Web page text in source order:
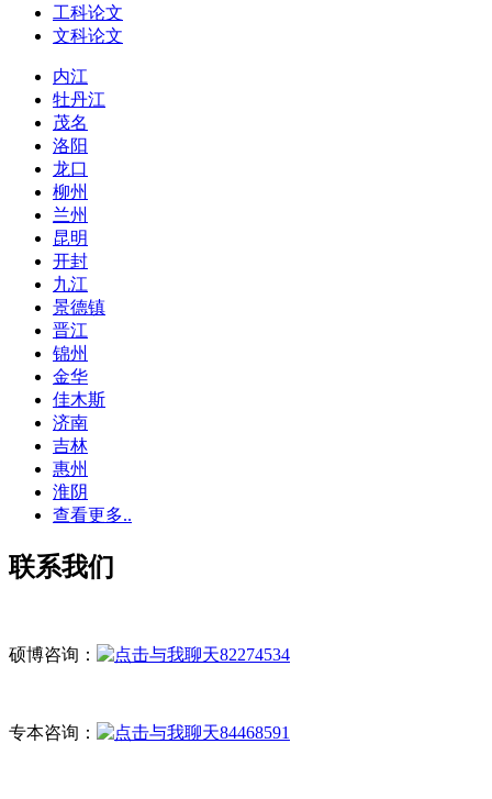
工科论文
文科论文
内江
牡丹江
茂名
洛阳
龙口
柳州
兰州
昆明
开封
九江
景德镇
晋江
锦州
金华
佳木斯
济南
吉林
惠州
淮阴
查看更多..
联系我们
硕博咨询： 82274534
专本咨询： 84468591